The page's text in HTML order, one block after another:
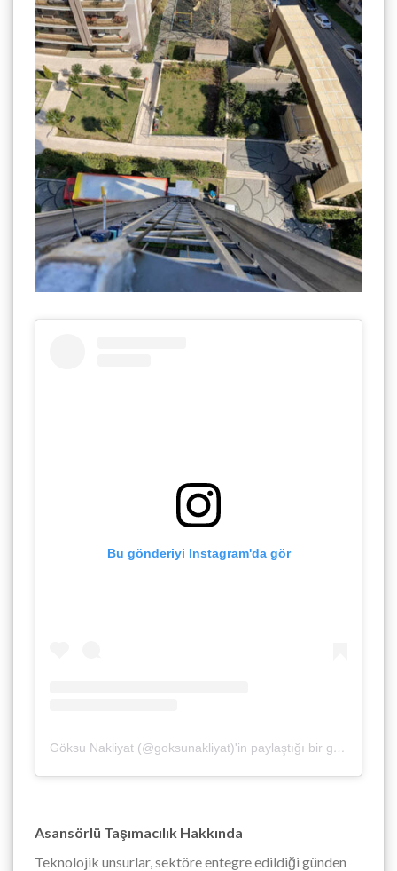
Bu gönderiyi Instagram'da gör
Göksu Nakliyat (@goksunakliyat)'in paylaştığı bir gönderi
Asansörlü Taşımacılık Hakkında
Teknolojik unsurlar, sektöre entegre edildiği günden